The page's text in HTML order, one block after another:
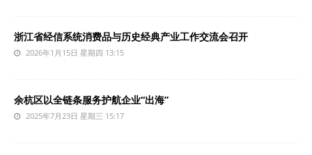
浙江省经信系统消费品与历史经典产业工作交流会召开
2026年1月15日 星期四 13:15
余杭区以全链条服务护航企业“出海”
2025年7月23日 星期三 15:17